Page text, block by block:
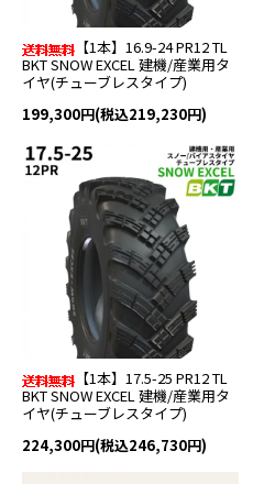
【1本】16.9-24 PR12 TL
BKT SNOW EXCEL 建機/産業用タ
イヤ(チューブレスタイプ)
199,300円(税込219,230円)
【1本】17.5-25 PR12 TL
BKT SNOW EXCEL 建機/産業用タ
イヤ(チューブレスタイプ)
224,300円(税込246,730円)